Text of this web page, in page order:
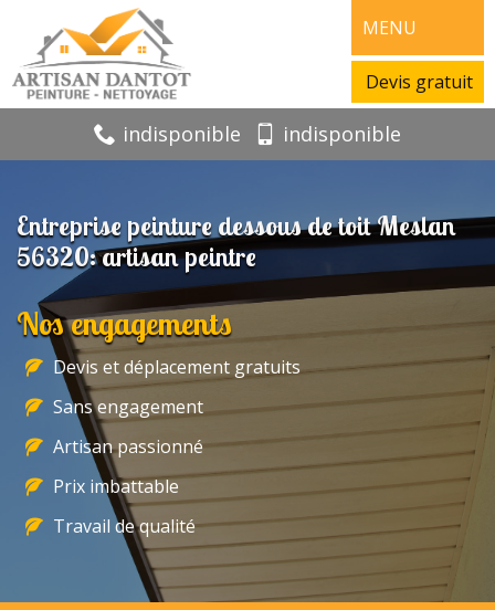
MENU
Devis gratuit
indisponible indisponible
Entreprise peinture dessous de toit Meslan
56320: artisan peintre
Nos engagements
Devis et déplacement gratuits
Sans engagement
Artisan passionné
Prix imbattable
Travail de qualité